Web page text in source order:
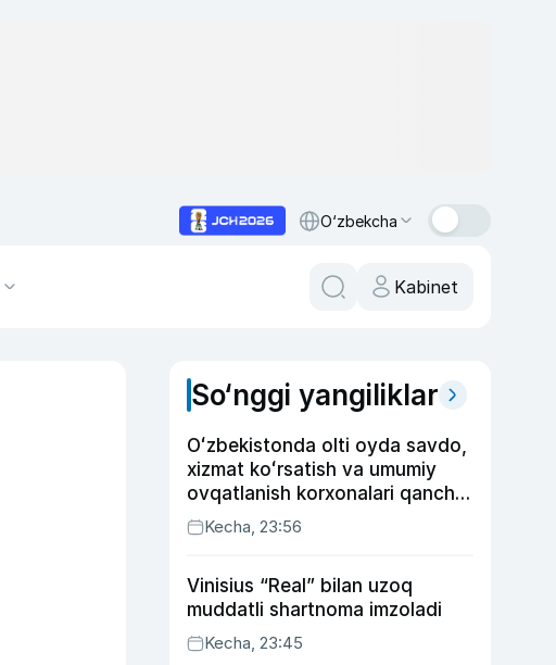
O‘zbekcha
Kabinet
So‘nggi yangiliklar
Oʻzbekistonda olti oyda savdo,
xizmat koʻrsatish va umumiy
ovqatlanish korxonalari qancha
soliq toʻlagani ochiqlandi
Kecha, 23:56
Vinisius “Real” bilan uzoq
muddatli shartnoma imzoladi
Kecha, 23:45